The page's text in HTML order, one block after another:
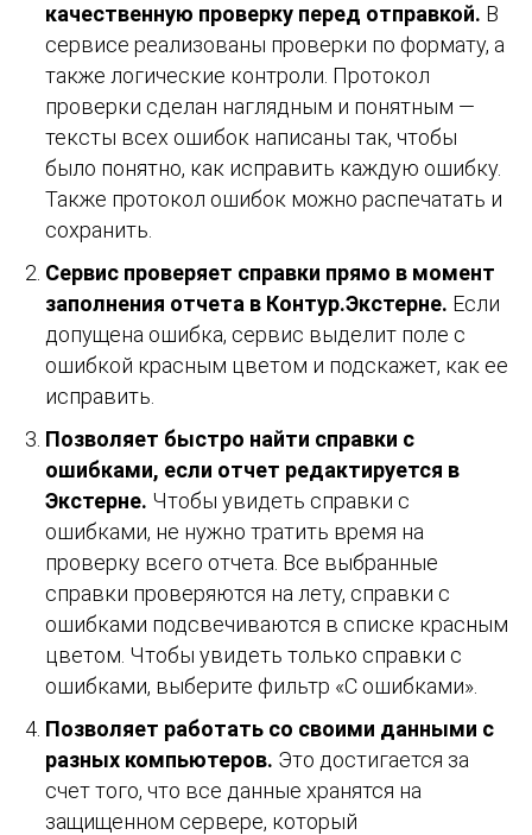
качественную проверку перед отправкой. В
сервисе реализованы проверки по формату, а
также логические контроли. Протокол
проверки сделан наглядным и понятным —
тексты всех ошибок написаны так, чтобы
было понятно, как исправить каждую ошибку.
Также протокол ошибок можно распечатать и
сохранить.
Сервис проверяет справки прямо в момент
заполнения отчета в Контур.Экстерне. Если
допущена ошибка, сервис выделит поле с
ошибкой красным цветом и подскажет, как ее
исправить.
Позволяет быстро найти справки с
ошибками, если отчет редактируется в
Экстерне. Чтобы увидеть справки с
ошибками, не нужно тратить время на
проверку всего отчета. Все выбранные
справки проверяются на лету, справки с
ошибками подсвечиваются в списке красным
цветом. Чтобы увидеть только справки с
ошибками, выберите фильтр «С ошибками».
Позволяет работать со своими данными с
разных компьютеров. Это достигается за
счет того, что все данные хранятся на
защищенном сервере, который